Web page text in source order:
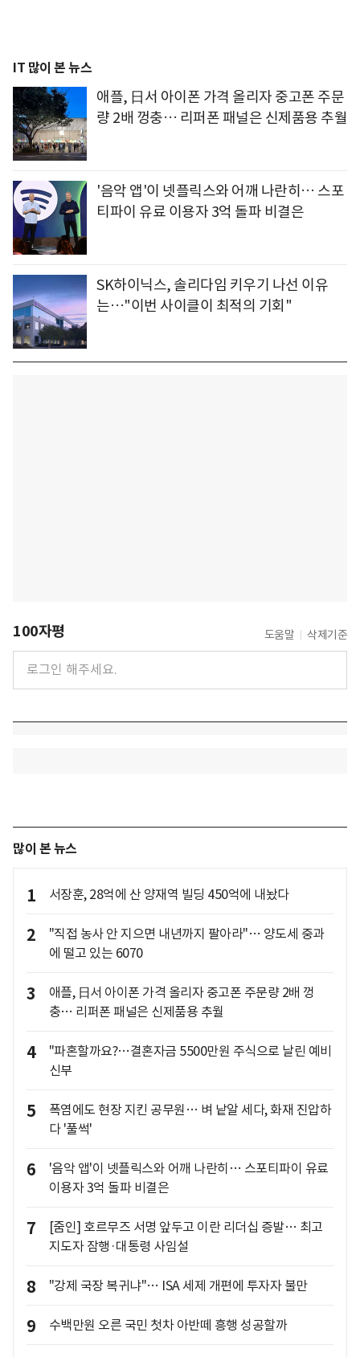
IT 많이 본 뉴스
애플, 日서 아이폰 가격 올리자 중고폰 주문
량 2배 껑충… 리퍼폰 패널은 신제품용 추월
'음악 앱'이 넷플릭스와 어깨 나란히… 스포
티파이 유료 이용자 3억 돌파 비결은
SK하이닉스, 솔리다임 키우기 나선 이유
는…"이번 사이클이 최적의 기회"
100자평 도움말 삭제기준
많이 본 뉴스
1 서장훈, 28억에 산 양재역 빌딩 450억에 내놨다
2
"직접 농사 안 지으면 내년까지 팔아라"… 양도세 중과
에 떨고 있는 6070
3
애플, 日서 아이폰 가격 올리자 중고폰 주문량 2배 껑
충… 리퍼폰 패널은 신제품용 추월
4
"파혼할까요?…결혼자금 5500만원 주식으로 날린 예비
신부
5
폭염에도 현장 지킨 공무원… 벼 낱알 세다, 화재 진압하
다 '풀썩'
6
'음악 앱'이 넷플릭스와 어깨 나란히… 스포티파이 유료
이용자 3억 돌파 비결은
7
[줌인] 호르무즈 서명 앞두고 이란 리더십 증발… 최고
지도자 잠행·대통령 사임설
8 "강제 국장 복귀냐"… ISA 세제 개편에 투자자 불만
9 수백만원 오른 국민 첫차 아반떼 흥행 성공할까